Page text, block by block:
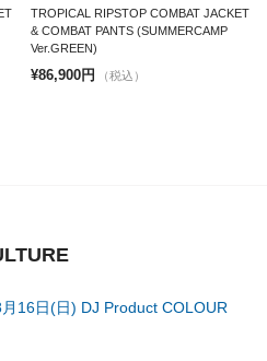
TROPICAL RIPSTOP COMBAT JACKET
& COMBAT PANTS (SUMMERCAMP
Ver.GREEN)
¥86,900円 （税込）